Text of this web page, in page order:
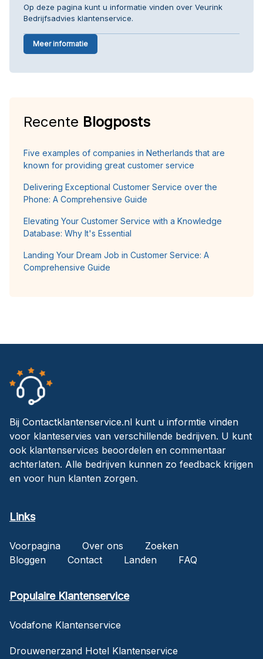
Op deze pagina kunt u informatie vinden over Veurink
Bedrijfsadvies klantenservice.
Meer informatie
Recente Blogposts
Five examples of companies in Netherlands that are
known for providing great customer service
Delivering Exceptional Customer Service over the
Phone: A Comprehensive Guide
Elevating Your Customer Service with a Knowledge
Database: Why It's Essential
Landing Your Dream Job in Customer Service: A
Comprehensive Guide
Bij Contactklantenservice.nl kunt u informtie vinden
voor klanteservies van verschillende bedrijven. U kunt
ook klantenservices beoordelen en commentaar
achterlaten. Alle bedrijven kunnen zo feedback krijgen
en voor hun klanten zorgen.
Links
Voorpagina Over ons
Zoeken
Bloggen
Contact Landen FAQ
Populaire Klantenservice
Vodafone Klantenservice
Drouwenerzand Hotel Klantenservice